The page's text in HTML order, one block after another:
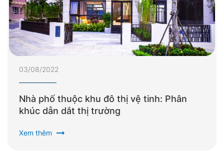
03/08/2022
Nhà phố thuộc khu đô thị vệ tinh: Phân
khúc dẫn dắt thị trường
Xem thêm arrow_right_alt